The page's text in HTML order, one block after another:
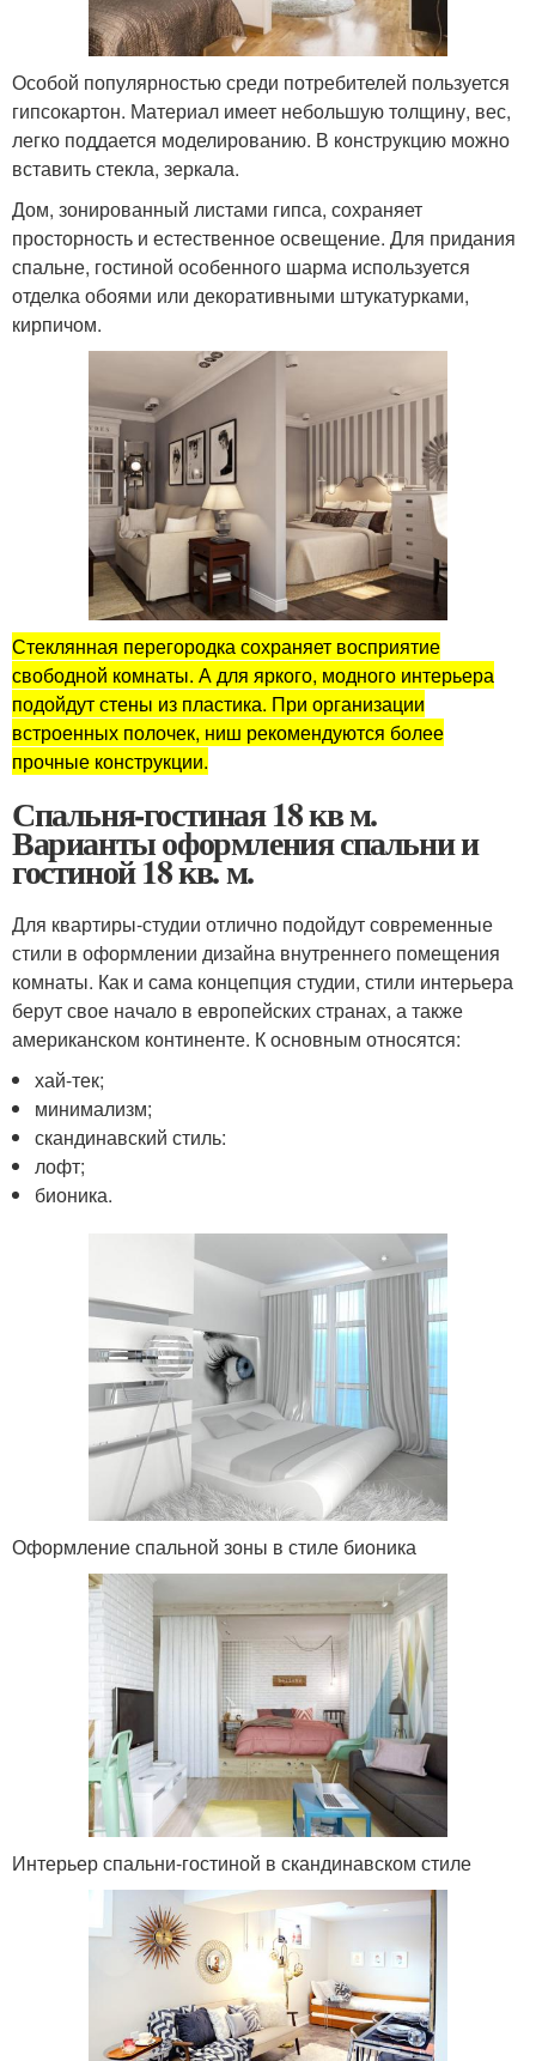
Особой популярностью среди потребителей пользуется
гипсокартон. Материал имеет небольшую толщину, вес,
легко поддается моделированию. В конструкцию можно
вставить стекла, зеркала.
Дом, зонированный листами гипса, сохраняет
просторность и естественное освещение. Для придания
спальне, гостиной особенного шарма используется
отделка обоями или декоративными штукатурками,
кирпичом.
Стеклянная перегородка сохраняет восприятие
свободной комнаты. А для яркого, модного интерьера
подойдут стены из пластика. При организации
встроенных полочек, ниш рекомендуются более
прочные конструкции.
Спальня-гостиная 18 кв м.
Варианты оформления спальни и
гостиной 18 кв. м.
Для квартиры-студии отлично подойдут современные
стили в оформлении дизайна внутреннего помещения
комнаты. Как и сама концепция студии, стили интерьера
берут свое начало в европейских странах, а также
американском континенте. К основным относятся:
хай-тек;
минимализм;
скандинавский стиль:
лофт;
бионика.
Оформление спальной зоны в стиле бионика
Интерьер спальни-гостиной в скандинавском стиле